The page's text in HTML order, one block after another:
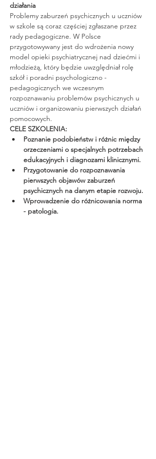
działania
Problemy zaburzeń psychicznych u uczniów
w szkole są coraz częściej zgłaszane przez
rady pedagogiczne. W Polsce
przygotowywany jest do wdrożenia nowy
model opieki psychiatrycznej nad dziećmi i
młodzieżą, który będzie uwzględniał rolę
szkół i poradni psychologiczno -
pedagogicznych we wczesnym
rozpoznawaniu problemów psychicznych u
uczniów i organizowaniu pierwszych działań
pomocowych.
CELE SZKOLENIA:
Poznanie podobieństw i różnic między
orzeczeniami o specjalnych potrzebach
edukacyjnych i diagnozami klinicznymi.
Przygotowanie do rozpoznawania
pierwszych objawów zaburzeń
psychicznych na danym etapie rozwoju.
Wprowadzenie do różnicowania norma
- patologia.